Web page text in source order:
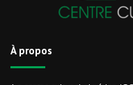
À propos